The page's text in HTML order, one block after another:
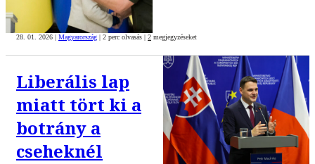
28. 01. 2026 | Magyarország | 2 perc olvasás | 2 megjegyzéseket
Liberális lap
miatt tört ki a
botrány a
cseheknél